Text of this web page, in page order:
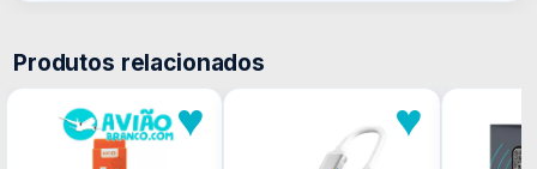
Produtos relacionados
♥ ♥